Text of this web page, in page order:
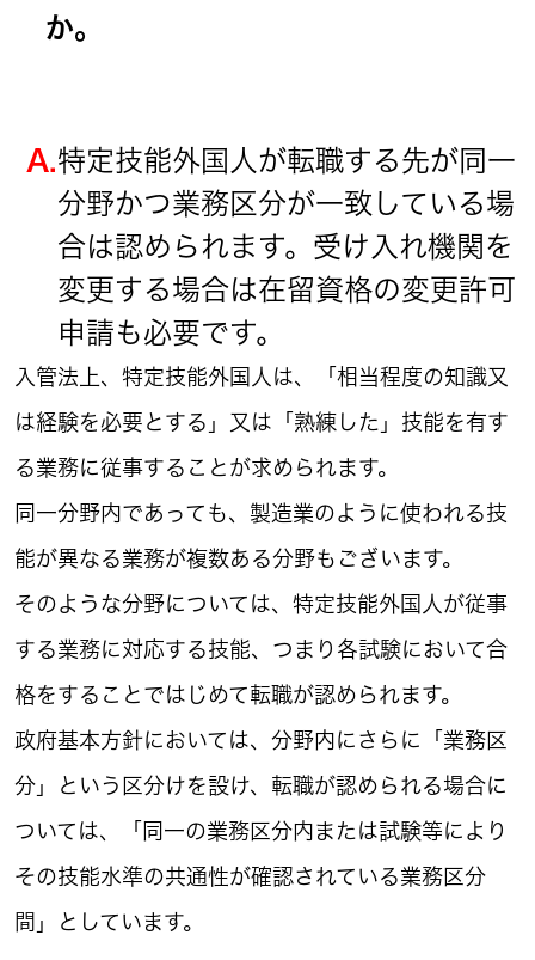
か。
A.特定技能外国人が転職する先が同一
分野かつ業務区分が一致している場
合は認められます。受け入れ機関を
変更する場合は在留資格の変更許可
申請も必要です。
入管法上、特定技能外国人は、「相当程度の知識又
は経験を必要とする」又は「熟練した」技能を有す
る業務に従事することが求められます。
同一分野内であっても、製造業のように使われる技
能が異なる業務が複数ある分野もございます。
そのような分野については、特定技能外国人が従事
する業務に対応する技能、つまり各試験において合
格をすることではじめて転職が認められます。
政府基本方針においては、分野内にさらに「業務区
分」という区分けを設け、転職が認められる場合に
ついては、「同一の業務区分内または試験等により
その技能水準の共通性が確認されている業務区分
間」としています。